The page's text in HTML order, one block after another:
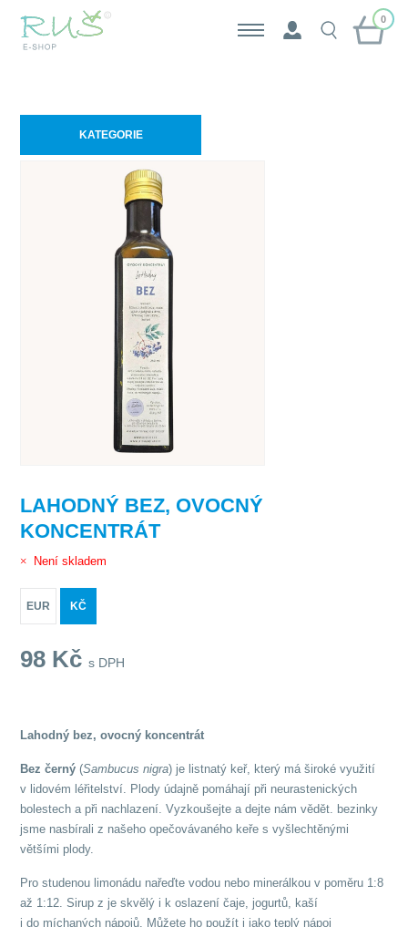
0
KATEGORIE
LAHODNÝ BEZ, OVOCNÝ
KONCENTRÁT
Není skladem
EUR KČ
98 Kčs DPH
Lahodný bez, ovocný koncentrát
Bez černý (Sambucus nigra) je listnatý keř, který má široké využití
v lidovém léřitelství. Plody údajně pomáhají při neurastenických
bolestech a při nachlazení. Vyzkoušejte a dejte nám vědět. bezinky
jsme nasbírali z našeho opečovávaného keře s vyšlechtěnými
většími plody.
Pro studenou limonádu nařeďte vodou nebo minerálkou v poměru 1:8
až 1:12. Sirup z je skvělý i k oslazení čaje, jogurtů, kaší
i do míchaných nápojů. Můžete ho použít i jako teplý nápoj